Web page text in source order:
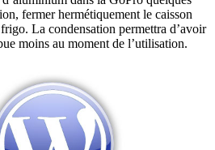
fermer hermétiquement le caisson
La condensation permettra d’avoir
moins au moment de l’utilisation.